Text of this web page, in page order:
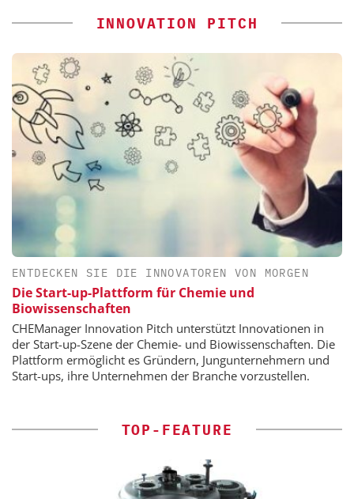
INNOVATION PITCH
ENTDECKEN SIE DIE INNOVATOREN VON MORGEN
Die Start-up-Plattform für Chemie und
Biowissenschaften
CHEManager Innovation Pitch unterstützt Innovationen in
der Start-up-Szene der Chemie- und Biowissenschaften. Die
Plattform ermöglicht es Gründern, Jungunternehmern und
Start-ups, ihre Unternehmen der Branche vorzustellen.
TOP-FEATURE